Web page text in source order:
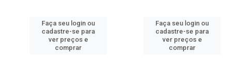
Faça seu login ou
cadastre-se para
ver preços e
comprar
Faça seu login ou
cadastre-se para
ver preços e
comprar